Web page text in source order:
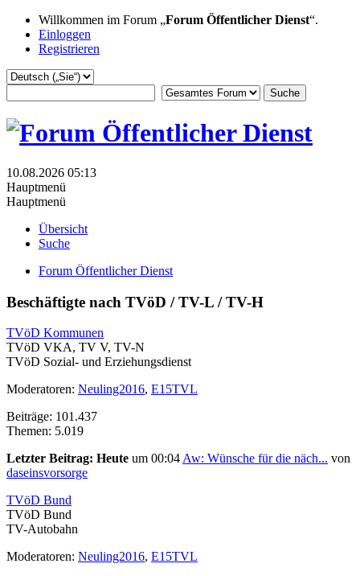
Willkommen im Forum „Forum Öffentlicher Dienst“.
Einloggen
Registrieren
10.08.2026 05:13
Hauptmenü
Hauptmenü
Übersicht
Suche
Forum Öffentlicher Dienst
Beschäftigte nach TVöD / TV-L / TV-H
TVöD Kommunen
TVöD VKA, TV V, TV-N
TVöD Sozial- und Erziehungsdienst
Moderatoren: Neuling2016, E15TVL
Beiträge: 101.437
Themen: 5.019
Letzter Beitrag: Heute um 00:04 Aw: Wünsche für die näch... von
daseinsvorsorge
TVöD Bund
TVöD Bund
TV-Autobahn
Moderatoren: Neuling2016, E15TVL